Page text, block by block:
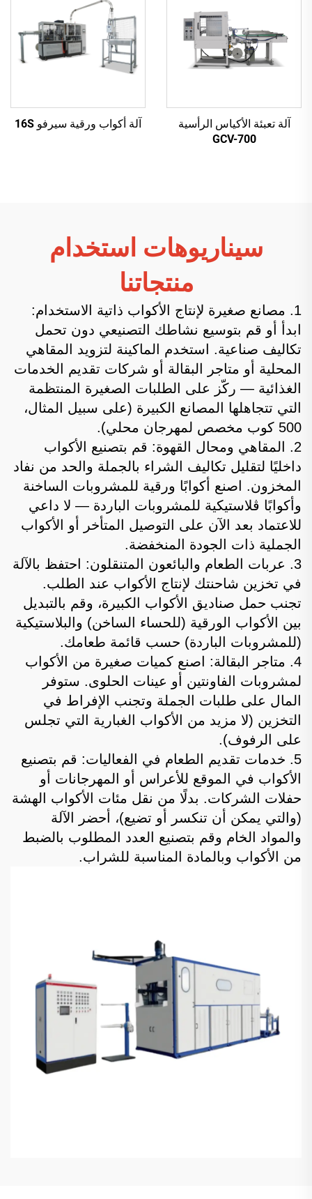
آلة تعبئة الأكياس الرأسية
GCV-700
آلة أكواب ورقية سيرفو 16S
سيناريوهات استخدام
منتجاتنا
1. مصانع صغيرة لإنتاج الأكواب ذاتية الاستخدام:
ابدأ أو قم بتوسيع نشاطك التصنيعي دون تحمل
تكاليف صناعية. استخدم الماكينة لتزويد المقاهي
المحلية أو متاجر البقالة أو شركات تقديم الخدمات
الغذائية — ركّز على الطلبات الصغيرة المنتظمة
التي تتجاهلها المصانع الكبيرة (على سبيل المثال،
500 كوب مخصص لمهرجان محلي).
2. المقاهي ومحال القهوة: قم بتصنيع الأكواب
داخليًا لتقليل تكاليف الشراء بالجملة والحد من نفاد
المخزون. اصنع أكوابًا ورقية للمشروبات الساخنة
وأكوابًا ڤلاستيكية للمشروبات الباردة — لا داعي
للاعتماد بعد الآن على التوصيل المتأخر أو الأكواب
الجملية ذات الجودة المنخفضة.
3. عربات الطعام والبائعون المتنقلون: احتفظ بالآلة
في تخزين شاحنتك لإنتاج الأكواب عند الطلب.
تجنب حمل صناديق الأكواب الكبيرة، وقم بالتبديل
بين الأكواب الورقية (للحساء الساخن) والبلاستيكية
(للمشروبات الباردة) حسب قائمة طعامك.
4. متاجر البقالة: اصنع كميات صغيرة من الأكواب
لمشروبات الفاونتين أو عينات الحلوى. ستوفر
المال على طلبات الجملة وتجنب الإفراط في
التخزين (لا مزيد من الأكواب الغبارية التي تجلس
على الرفوف).
5. خدمات تقديم الطعام في الفعاليات: قم بتصنيع
الأكواب في الموقع للأعراس أو المهرجانات أو
حفلات الشركات. بدلًا من نقل مئات الأكواب الهشة
(والتي يمكن أن تنكسر أو تضيع)، أحضر الآلة
والمواد الخام وقم بتصنيع العدد المطلوب بالضبط
من الأكواب وبالمادة المناسبة للشراب.